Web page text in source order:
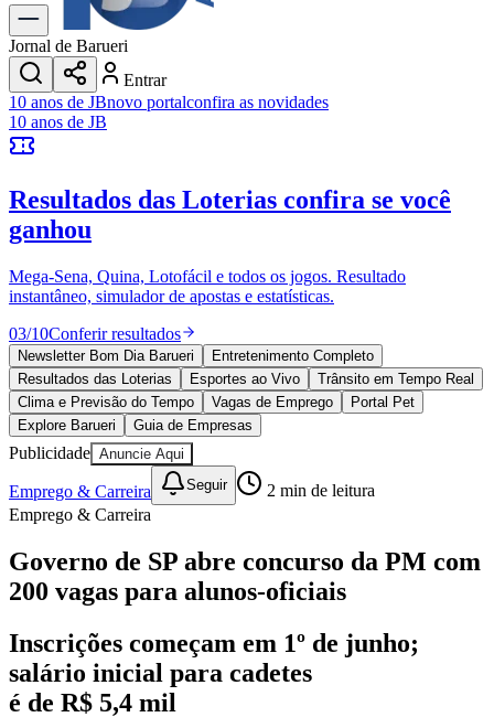
Dia a Dia & Lazer
Transportes
Gastronomia
Cinema & Shows
JogosNovo
Anuncie no Portal
Cadastrar Empresa
Divulgar Vagas
Política
Esportes
Saúde
Segurança
Cultura
Meio Ambiente
Obras
Educação
Bairros de Barueri
Aldeia Aldeia da SerraAldeia de BarueriAlphaville
Vista
Califórnia Chácaras Marco
Cidades da
RegiãoCotiaCruz PretaEngenho Novo Fazenda
MilitarItapeviJandiraJardim AudirJardim Belval
CalifórniaJardim dos Altos
EsperançaJardim Graziela
Jornal de Barueri
Entrar
10 anos de JBnovo portalconfira as novidades
10 anos de JB
Resultados das Loterias confira se você
ganhou
Mega-Sena, Quina, Lotofácil e todos os jogos. Resultado
instantâneo, simulador de apostas e estatísticas.
03/10Conferir resultados
Newsletter Bom Dia Barueri
Entretenimento Completo
Resultados das Loterias
Esportes ao Vivo
Trânsito em Tempo Real
Clima e Previsão do Tempo
Vagas de Emprego
Portal Pet
Explore Barueri
Guia de Empresas
Publicidade Anuncie Aqui
Emprego & Carreira Seguir 2 min de leitura
Emprego & Carreira
Governo de SP abre concurso da PM com
200 vagas para alunos-oficiais
Inscrições começam em 1º de junho;
salário inicial para cadetes
é de R$ 5,4 mil